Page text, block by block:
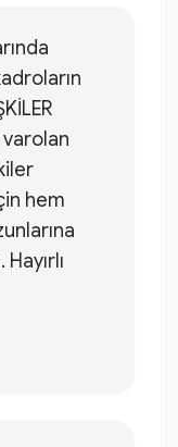
varolan
hem